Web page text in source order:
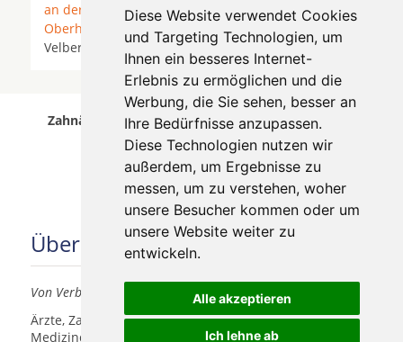
Diese Website verwendet Cookies
und Targeting Technologien, um
Ihnen ein besseres Internet-
Erlebnis zu ermöglichen und die
Werbung, die Sie sehen, besser an
Ihre Bedürfnisse anzupassen.
Diese Technologien nutzen wir
außerdem, um Ergebnisse zu
messen, um zu verstehen, woher
unsere Besucher kommen oder um
unsere Website weiter zu
entwickeln.
Alle akzeptieren
Ich lehne ab
an der Ruhr
* Neukirchen-Vluyn *Neuss*
Oberhausen
Ratingen
* Rheurdt * Tönisvorst *
Velbert *
Willich* Wuppertal * Wülfrath *
Zahnärzte für Zahnimplantete in Hürth wurde am
07 August 2026 aktualisiert.
Über uns
Von Verbrauchern für Verbraucher
Ärzte, Zahnärzte, Akustiker und andere
Medizindienstleister haben hier die Möglichkeit, sich